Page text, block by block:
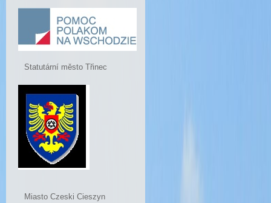
Statutární město Třinec
Miasto Czeski Cieszyn